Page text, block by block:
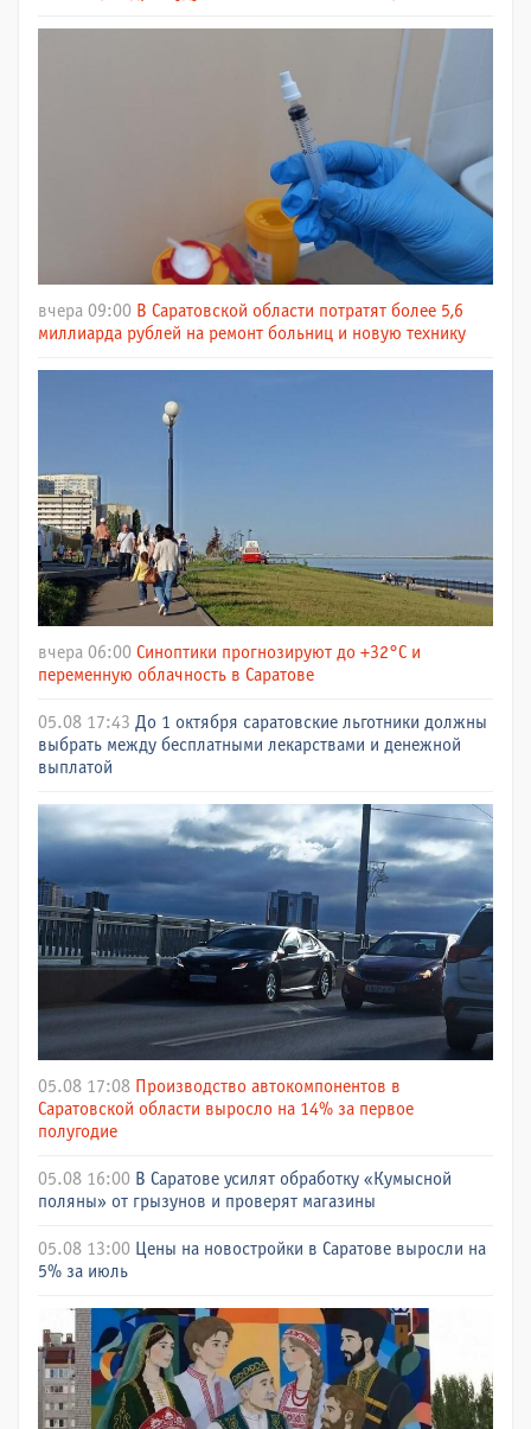
вчера 09:00 В Саратовской области потратят более 5,6
миллиарда рублей на ремонт больниц и новую технику
вчера 06:00 Синоптики прогнозируют до +32°C и
переменную облачность в Саратове
05.08 17:43 До 1 октября саратовские льготники должны
выбрать между бесплатными лекарствами и денежной
выплатой
05.08 17:08 Производство автокомпонентов в
Саратовской области выросло на 14% за первое
полугодие
05.08 16:00 В Саратове усилят обработку «Кумысной
поляны» от грызунов и проверят магазины
05.08 13:00 Цены на новостройки в Саратове выросли на
5% за июль